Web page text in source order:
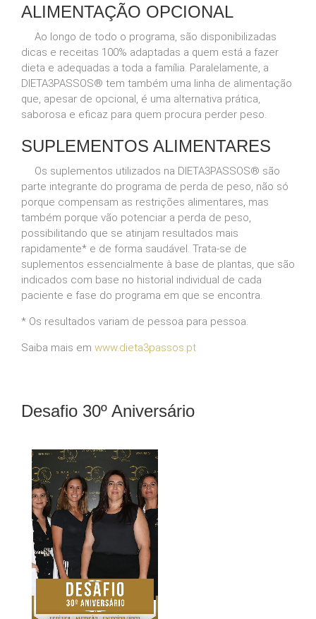
ALIMENTAÇÃO OPCIONAL
Ao longo de todo o programa, são disponibilizadas
dicas e receitas 100% adaptadas a quem está a fazer
dieta e adequadas a toda a família. Paralelamente, a
DIETA3PASSOS® tem também uma linha de alimentação
que, apesar de opcional, é uma alternativa prática,
saborosa e eficaz para quem procura perder peso.
SUPLEMENTOS ALIMENTARES
Os suplementos utilizados na DIETA3PASSOS® são
parte integrante do programa de perda de peso, não só
porque compensam as restrições alimentares, mas
também porque vão potenciar a perda de peso,
possibilitando que se atinjam resultados mais
rapidamente* e de forma saudável. Trata-se de
suplementos essencialmente à base de plantas, que são
indicados com base no historial individual de cada
paciente e fase do programa em que se encontra.
* Os resultados variam de pessoa para pessoa.
Saiba mais em www.dieta3passos.pt
Desafio 30º Aniversário